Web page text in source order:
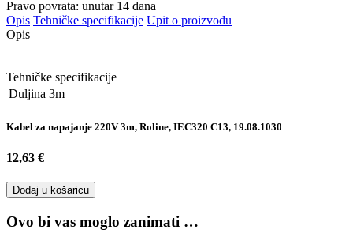
Pravo povrata: unutar 14 dana
Opis Tehničke specifikacije Upit o proizvodu
Opis
Tehničke specifikacije
Duljina 3m
Kabel za napajanje 220V 3m, Roline, IEC320 C13, 19.08.1030
12,63 €
Dodaj u košaricu
Ovo bi vas moglo zanimati …